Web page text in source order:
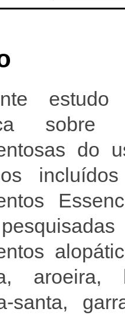
sobre
do
aroeira,
santa,